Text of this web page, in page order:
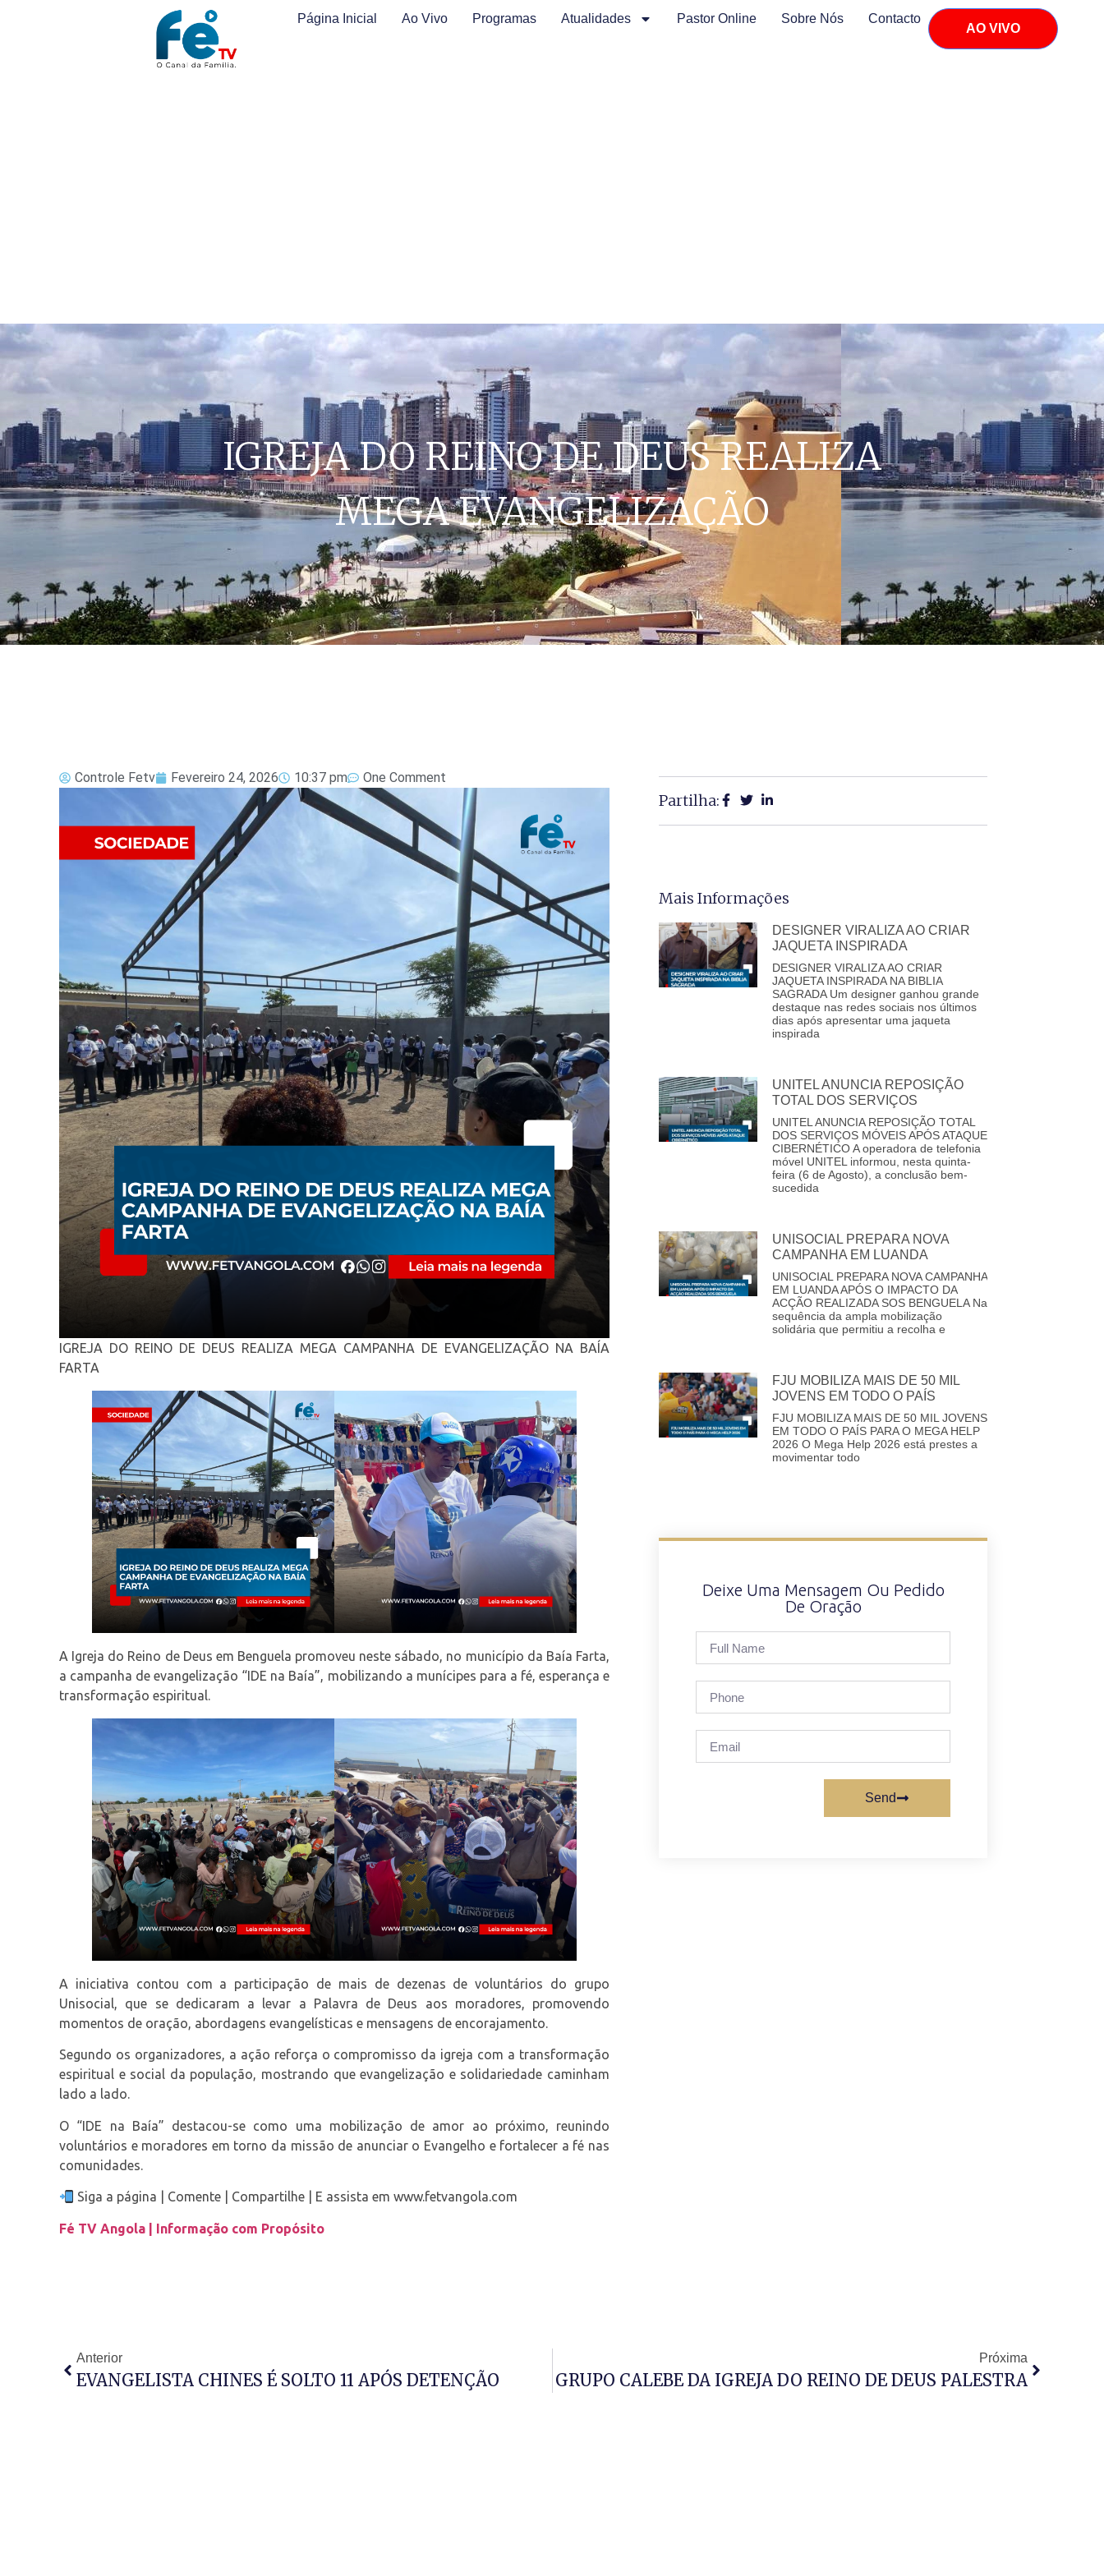
Página Inicial Ao Vivo Programas Atualidades Pastor Online Sobre Nós Contacto
AO VIVO
IGREJA DO REINO DE DEUS REALIZA
MEGA EVANGELIZAÇÃO
Controle Fetv Fevereiro 24, 2026 10:37 pm One Comment
IGREJA DO REINO DE DEUS REALIZA MEGA CAMPANHA DE EVANGELIZAÇÃO NA BAÍA
FARTA
A Igreja do Reino de Deus em Benguela promoveu neste sábado, no município da Baía Farta,
a campanha de evangelização “IDE na Baía”, mobilizando a munícipes para a fé, esperança e
transformação espiritual.
A iniciativa contou com a participação de mais de dezenas de voluntários do grupo
Unisocial, que se dedicaram a levar a Palavra de Deus aos moradores, promovendo
momentos de oração, abordagens evangelísticas e mensagens de encorajamento.
Segundo os organizadores, a ação reforça o compromisso da igreja com a transformação
espiritual e social da população, mostrando que evangelização e solidariedade caminham
lado a lado.
O “IDE na Baía” destacou-se como uma mobilização de amor ao próximo, reunindo
voluntários e moradores em torno da missão de anunciar o Evangelho e fortalecer a fé nas
comunidades.
Siga a página | Comente | Compartilhe | E assista em www.fetvangola.com
Fé TV Angola | Informação com Propósito
Partilha:
Mais Informações
DESIGNER VIRALIZA AO CRIAR
JAQUETA INSPIRADA
DESIGNER VIRALIZA AO CRIAR
JAQUETA INSPIRADA NA BIBLIA
SAGRADA Um designer ganhou grande
destaque nas redes sociais nos últimos
dias após apresentar uma jaqueta
inspirada
UNITEL ANUNCIA REPOSIÇÃO
TOTAL DOS SERVIÇOS
UNITEL ANUNCIA REPOSIÇÃO TOTAL
DOS SERVIÇOS MÓVEIS APÓS ATAQUE
CIBERNÉTICO A operadora de telefonia
móvel UNITEL informou, nesta quinta-
feira (6 de Agosto), a conclusão bem-
sucedida
UNISOCIAL PREPARA NOVA
CAMPANHA EM LUANDA
UNISOCIAL PREPARA NOVA CAMPANHA
EM LUANDA APÓS O IMPACTO DA
ACÇÃO REALIZADA SOS BENGUELA Na
sequência da ampla mobilização
solidária que permitiu a recolha e
FJU MOBILIZA MAIS DE 50 MIL
JOVENS EM TODO O PAÍS
FJU MOBILIZA MAIS DE 50 MIL JOVENS
EM TODO O PAÍS PARA O MEGA HELP
2026 O Mega Help 2026 está prestes a
movimentar todo
Deixe Uma Mensagem Ou Pedido
De Oração
Send
Anterior
EVANGELISTA CHINES É SOLTO 11 APÓS DETENÇÃO
Próxima
GRUPO CALEBE DA IGREJA DO REINO DE DEUS PALESTRA